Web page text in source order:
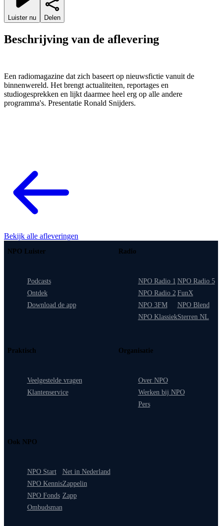
Luister nu Delen
Beschrijving van de aflevering
Een radiomagazine dat zich baseert op nieuwsfictie vanuit de
binnenwereld. Het brengt actualiteiten, reportages en
studiogesprekken en lijkt daarmee heel erg op alle andere
programma's. Presentatie Ronald Snijders.
Bekijk alle afleveringen
NPO Luister
Podcasts
Ontdek
Download de app
Radio
NPO Radio 1
NPO Radio 2
NPO 3FM
NPO Klassiek
NPO Radio 5
FunX
NPO Blend
Sterren NL
Praktisch
Veelgestelde vragen
Klantenservice
Organisatie
Over NPO
Werken bij NPO
Pers
Ook NPO
NPO Start
NPO Kennis
NPO Fonds
Ombudsman
Net in Nederland
Zappelin
Zapp